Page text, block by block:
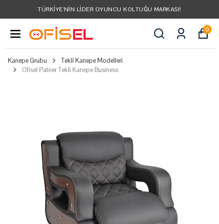
TÜRKIYE'NIN LIDER OYUNCU KOLTUĞU MARKASI!
0
Kanepe Grubu
Tekli Kanepe Modelleri
Ofisel Patner Tekli Kanepe Business